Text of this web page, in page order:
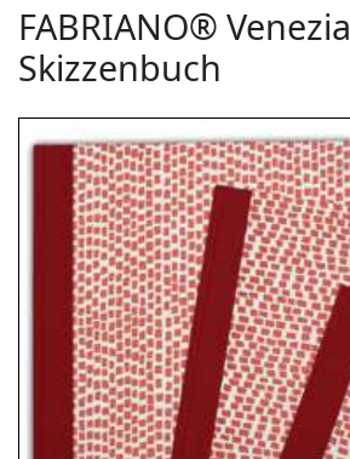
FABRIANO® Venezia
Skizzenbuch